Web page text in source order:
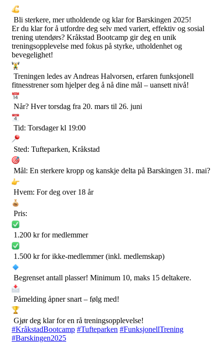
Bli sterkere, mer utholdende og klar for Barskingen 2025!
Er du klar for å utfordre deg selv med variert, effektiv og sosial
trening utendørs? Kråkstad Bootcamp gir deg en unik
treningsopplevelse med fokus på styrke, utholdenhet og
bevegelighet!
Treningen ledes av Andreas Halvorsen, erfaren funksjonell
fitnesstrener som hjelper deg å nå dine mål – uansett nivå!
Når? Hver torsdag fra 20. mars til 26. juni
Tid: Torsdager kl 19:00
Sted: Tufteparken, Kråkstad
Mål: En sterkere kropp og kanskje delta på Barskingen 31. mai?
Hvem: For deg over 18 år
Pris:
1.200 kr for medlemmer
1.500 kr for ikke-medlemmer (inkl. medlemskap)
Begrenset antall plasser! Minimum 10, maks 15 deltakere.
Påmelding åpner snart – følg med!
Gjør deg klar for en rå treningsopplevelse!
#KråkstadBootcamp #Tufteparken #FunksjonellTrening
#Barskingen2025